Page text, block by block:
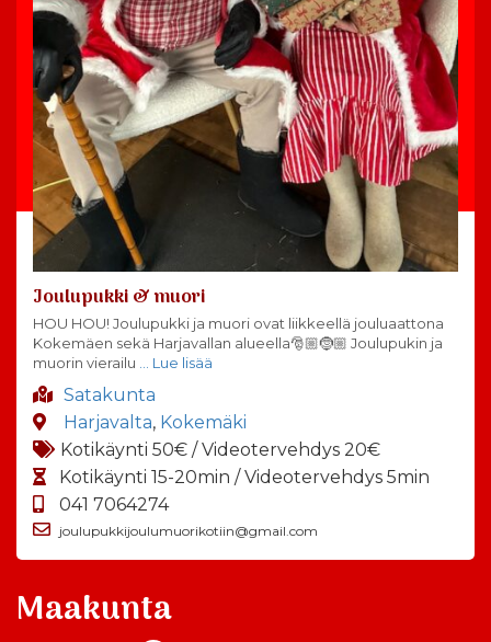
Joulupukki & muori
HOU HOU! Joulupukki ja muori ovat liikkeellä jouluaattona
Kokemäen sekä Harjavallan alueella🎅🏼🤶🏼 Joulupukin ja
muorin vierailu … Lue lisää
Satakunta
Harjavalta, Kokemäki
Kotikäynti 50€ / Videotervehdys 20€
Kotikäynti 15-20min / Videotervehdys 5min
041 7064274
joulupukkijoulumuorikotiin@gmail.com
Maakunta